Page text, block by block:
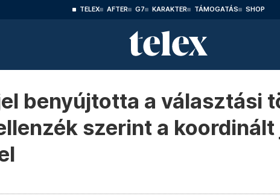
TELEX AFTER G7 KARAKTER TÁMOGATÁS SHOP
benyújtotta a választási
szerint a